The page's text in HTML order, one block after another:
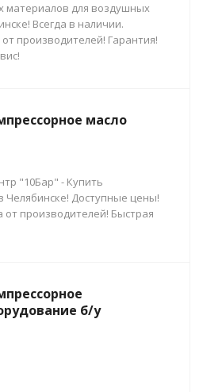
материалов для воздушных
Всегда в наличии.
производителей! Гарантия!
масло
"10Бар" - Купить
Челябинске! Доступные цены!
от производителей! Быстрая
б/у